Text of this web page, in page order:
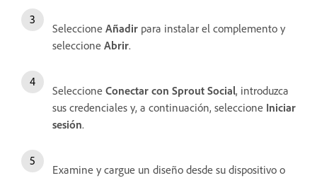
Seleccione Añadir para instalar el complemento y
seleccione Abrir.
Seleccione Conectar con Sprout Social, introduzca
sus credenciales y, a continuación, seleccione Iniciar
sesión.
Examine y cargue un diseño desde su dispositivo o